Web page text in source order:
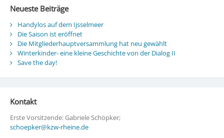
Neueste Beiträge
Handylos auf dem Ijsselmeer
Die Saison ist eröffnet
Die Mitgliederhauptversammlung hat neu gewählt
Winterkinder- eine kleine Geschichte von der Dialog II
Save the day!
Kontakt
Erste Vorsitzende: Gabriele Schöpker;
schoepker@kzw-rheine.de